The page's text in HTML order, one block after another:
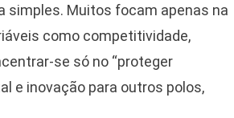
simples. Muitos focam apenas na
como competitividade,
se só no “proteger
e inovação para outros polos,